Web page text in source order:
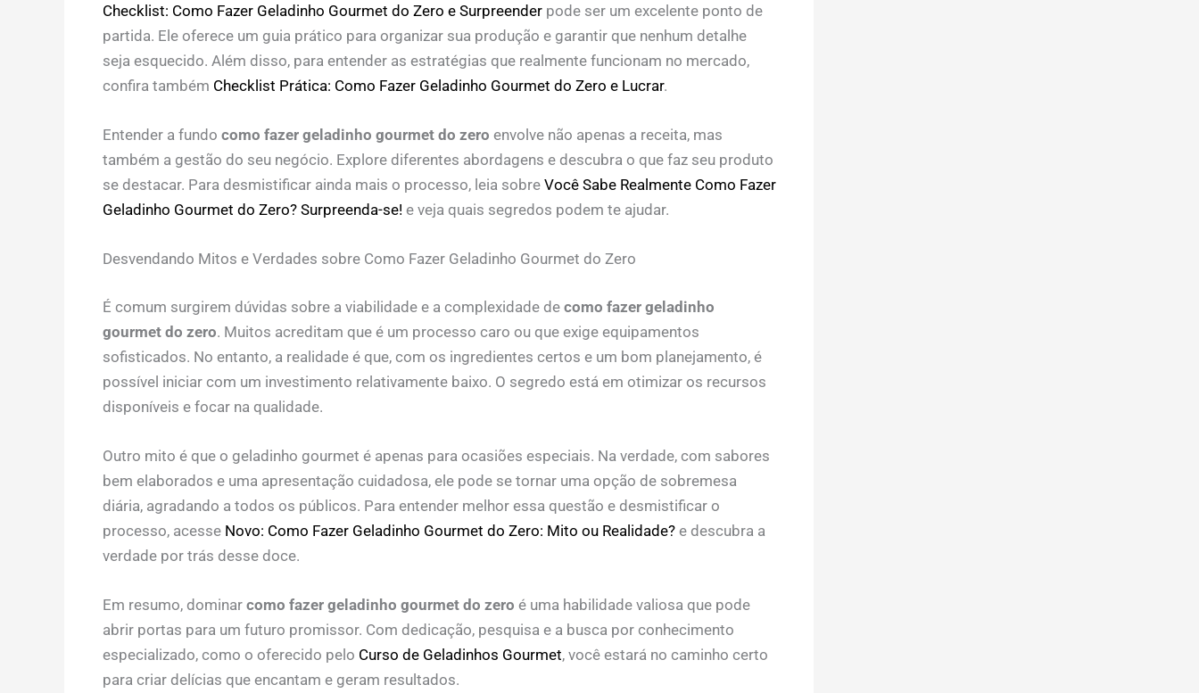
Checklist: Como Fazer Geladinho Gourmet do Zero e Surpreenderpode ser um excelente ponto de
partida. Ele oferece um guia prático para organizar sua produção e garantir que nenhum detalhe
seja esquecido. Além disso, para entender as estratégias que realmente funcionam no mercado,
confira também Checklist Prática: Como Fazer Geladinho Gourmet do Zero e Lucrar.
Entender a fundo como fazer geladinho gourmet do zero envolve não apenas a receita, mas
também a gestão do seu negócio. Explore diferentes abordagens e descubra o que faz seu produto
se destacar. Para desmistificar ainda mais o processo, leia sobre Você Sabe Realmente Como Fazer
Geladinho Gourmet do Zero? Surpreenda-se! e veja quais segredos podem te ajudar.
Desvendando Mitos e Verdades sobre Como Fazer Geladinho Gourmet do Zero
É comum surgirem dúvidas sobre a viabilidade e a complexidade de como fazer geladinho
gourmet do zero. Muitos acreditam que é um processo caro ou que exige equipamentos
sofisticados. No entanto, a realidade é que, com os ingredientes certos e um bom planejamento, é
possível iniciar com um investimento relativamente baixo. O segredo está em otimizar os recursos
disponíveis e focar na qualidade.
Outro mito é que o geladinho gourmet é apenas para ocasiões especiais. Na verdade, com sabores
bem elaborados e uma apresentação cuidadosa, ele pode se tornar uma opção de sobremesa
diária, agradando a todos os públicos. Para entender melhor essa questão e desmistificar o
processo, acesse Novo: Como Fazer Geladinho Gourmet do Zero: Mito ou Realidade?e descubra a
verdade por trás desse doce.
Em resumo, dominar como fazer geladinho gourmet do zero é uma habilidade valiosa que pode
abrir portas para um futuro promissor. Com dedicação, pesquisa e a busca por conhecimento
especializado, como o oferecido pelo Curso de Geladinhos Gourmet, você estará no caminho certo
para criar delícias que encantam e geram resultados.